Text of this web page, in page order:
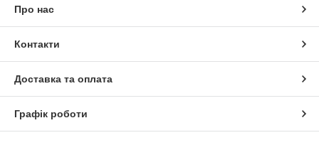
Про нас
Контакти
Доставка та оплата
Графік роботи